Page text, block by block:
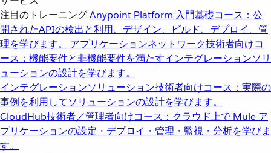
注目のトレーニングAnypoint Platform 入門基礎コース：公
開されたAPIの検出と利用、デザイン、ビルド、デプロイ、管
理を学びます。
アプリケーションネットワーク技術者向けコ
ース：機能要件と非機能要件を満たすインテグレーションソリ
ューションの設計を学びます。
インテグレーションソリューション技術者向けコース：実際の
事例を利用してソリューションの設計を学びます。
CloudHub技術者／管理者向けコース：クラウド上で Mule ア
プリケーションの設定・デプロイ・管理・監視・分析を学びま
す。